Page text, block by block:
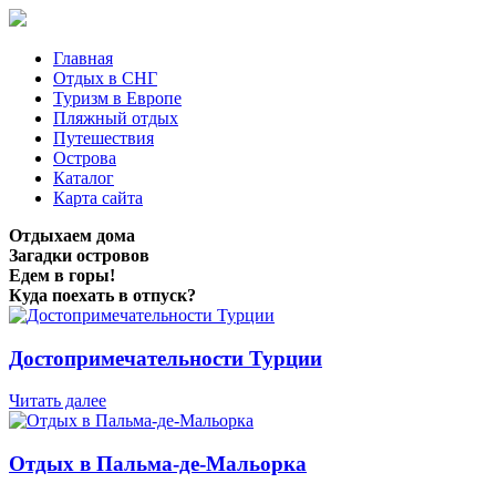
Главная
Отдых в СНГ
Туризм в Европе
Пляжный отдых
Путешествия
Острова
Каталог
Карта сайта
Отдыхаем дома
Загадки островов
Едем в горы!
Куда поехать в отпуск?
Достопримечательности Турции
Читать далее
Отдых в Пальма-де-Мальорка